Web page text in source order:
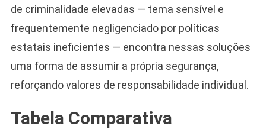
de criminalidade elevadas — tema sensível e
frequentemente negligenciado por políticas
estatais ineficientes — encontra nessas soluções
uma forma de assumir a própria segurança,
reforçando valores de responsabilidade individual.
Tabela Comparativa